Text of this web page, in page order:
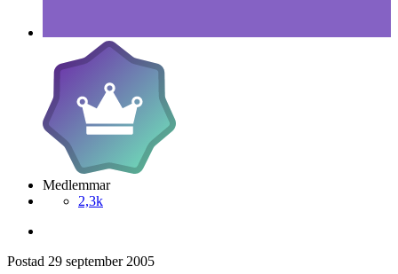
Medlemmar
2,3k
Postad 29 september 2005